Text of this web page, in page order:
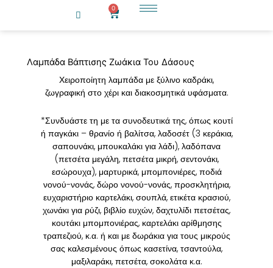
0
Cart
Λαμπάδα Βάπτισης Ζωάκια Του Δάσους
Χειροποίητη λαμπάδα με ξύλινο καδράκι,
ζωγραφική στο χέρι και διακοσμητικά υφάσματα.
*Συνδυάστε τη με τα συνοδευτικά της, όπως κουτί
ή παγκάκι – θρανίο ή βαλίτσα, λαδοσέτ (3 κεράκια,
σαπουνάκι, μπουκαλάκι για λάδι), λαδόπανα
(πετσέτα μεγάλη, πετσέτα μικρή, σεντονάκι,
εσώρουχα), μαρτυρικά, μπομπονιέρες, ποδιά
νονού-νονάς, δώρο νονού-νονάς, προσκλητήρια,
ευχαριστήριο καρτελάκι, σουπλά, ετικέτα κρασιού,
χωνάκι για ρύζι, βιβλίο ευχών, δαχτυλίδι πετσέτας,
κουτάκι μπομπονιέρας, καρτελάκι αρίθμησης
τραπεζιού, κ.α. ή και με δωράκια για τους μικρούς
σας καλεσμένους όπως κασετίνα, τσαντούλα,
μαξιλαράκι, πετσέτα, σοκολάτα κ.α.